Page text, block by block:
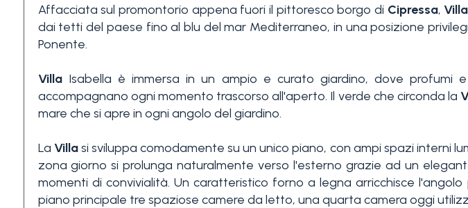
Affacciata sul promontorio appena fuori il pittoresco borgo di Cipressa, Villa
dai tetti del paese fino al blu del mar Mediterraneo, in una posizione
Ponente.
VillaIsabella è immersa in un ampio e curato giardino, dove profumi
accompagnano ogni momento trascorso all'aperto. Il verde che circonda la
mare che si apre in ogni angolo del giardino.
La Villasi sviluppa comodamente su un unico piano, con ampi spazi interni
zona giorno si prolunga naturalmente verso l'esterno grazie ad un
momenti di convivialità. Un caratteristico forno a legna arricchisce
piano principale tre spaziose camere da letto, una quarta camera oggi
opzioni
multiscelta
Giardino